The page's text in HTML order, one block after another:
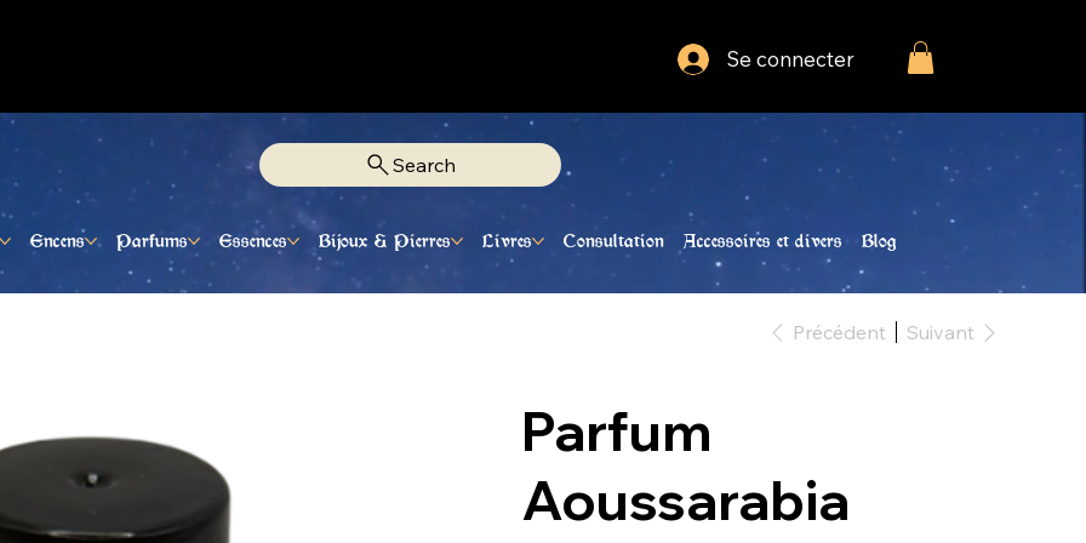
Se connecter
Précédent Suivant
Parfum
Aoussarabia
Encens Parfums Essences Bijoux & Pierres Livres Consultation Accessoires et divers Blog
Search